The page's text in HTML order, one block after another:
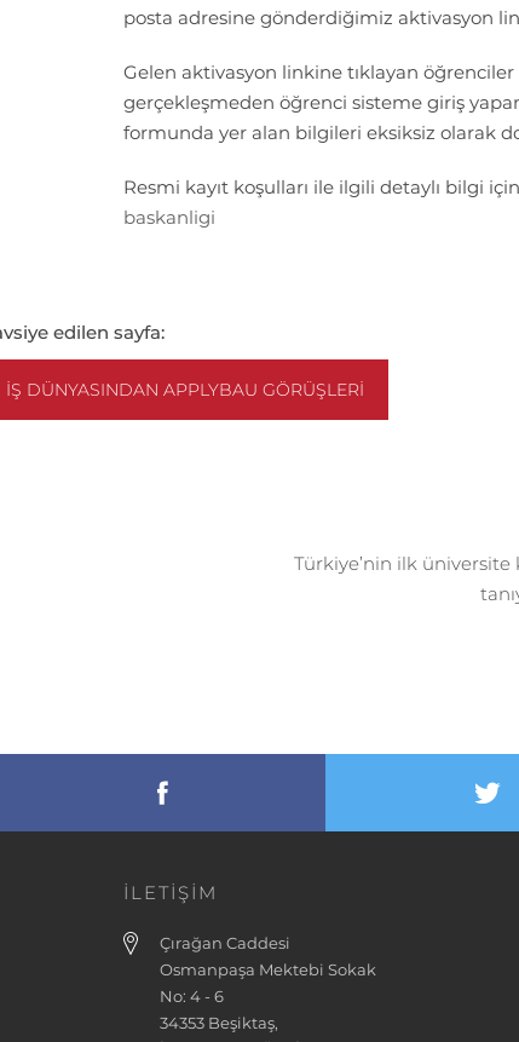
posta adresine gönderdiğimiz aktivasyon
Gelen aktivasyon linkine tıklayan
gerçekleşmeden öğrenci sisteme giriş
formunda yer alan bilgileri eksiksiz olarak
Resmi kayıt koşulları ile ilgili detaylı bilgi
baskanligi
edilen sayfa:
İŞ DÜNYASINDAN APPLYBAU GÖRÜŞLERI
Türkiye’nin ilk
İLETİŞİM
Çırağan Caddesi
Osmanpaşa Mektebi Sokak
No: 4 - 6
34353 Beşiktaş,